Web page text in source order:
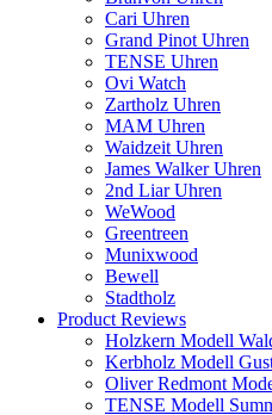
Cari Uhren
Grand Pinot Uhren
TENSE Uhren
Ovi Watch
Zartholz Uhren
MAM Uhren
Waidzeit Uhren
James Walker Uhren
2nd Liar Uhren
WeWood
Greentreen
Munixwood
Bewell
Stadtholz
Product Reviews
Holzkern Modell
Kerbholz Modell
Oliver Redmont
TENSE Modell